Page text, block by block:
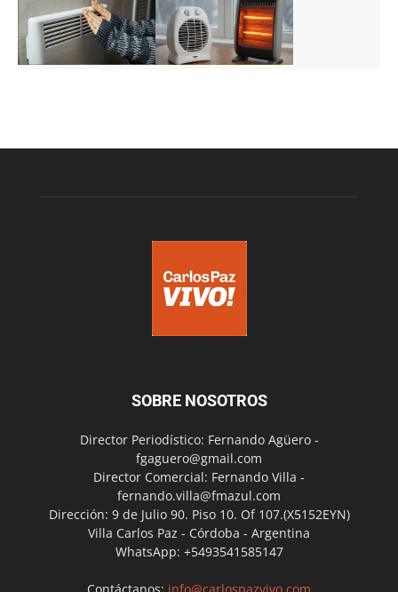
SOBRE NOSOTROS
Director Periodístico: Fernando Agüero -
fgaguero@gmail.com
Director Comercial: Fernando Villa -
fernando.villa@fmazul.com
Dirección: 9 de Julio 90. Piso 10. Of 107.(X5152EYN)
Villa Carlos Paz - Córdoba - Argentina
WhatsApp: +5493541585147